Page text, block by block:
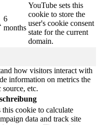
6
months
YouTube sets this
cookie to store the
user's cookie consent
state for the current
domain.
how visitors interact with
information on metrics the
etc.
cookie to calculate
data and track site